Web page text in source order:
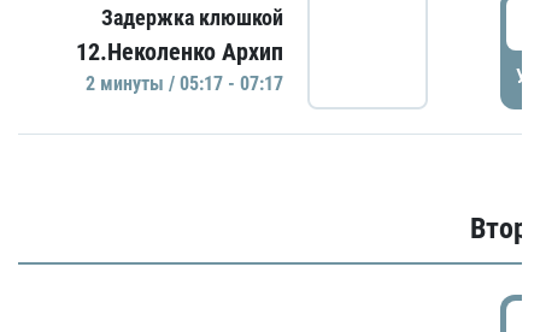
Задержка клюшкой
12.Неколенко Архип
2 минуты / 05:17 - 07:17